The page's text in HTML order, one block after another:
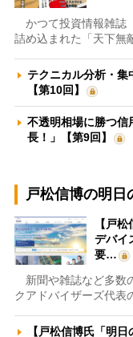
かつて投資情報雑誌
詰め込まれた「天下無
テクニカル分析・
【第10回】
不透明相場に勝つ
長！」【第9回】
戸松信博の明日
【戸
デバイ
要…
新聞や雑誌など多数
クアドバイザーズ代表
【戸松信博氏「明